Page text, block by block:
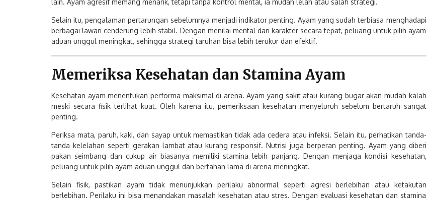
lain. Ayam agresif memang menarik, tetapi tanpa kontrol mental, ia mudah lelah atau salah strategi.
Selain itu, pengalaman pertarungan sebelumnya menjadi indikator penting. Ayam yang sudah terbiasa menghadapi
berbagai lawan cenderung lebih stabil. Dengan menilai mental dan karakter secara tepat, peluang untuk pilih ayam
aduan unggul meningkat, sehingga strategi taruhan bisa lebih terukur dan efektif.
Memeriksa Kesehatan dan Stamina Ayam
Kesehatan ayam menentukan performa maksimal di arena. Ayam yang sakit atau kurang bugar akan mudah kalah
meski secara fisik terlihat kuat. Oleh karena itu, pemeriksaan kesehatan menyeluruh sebelum bertaruh sangat
penting.
Periksa mata, paruh, kaki, dan sayap untuk memastikan tidak ada cedera atau infeksi. Selain itu, perhatikan tanda-
tanda kelelahan seperti gerakan lambat atau kurang responsif. Nutrisi juga berperan penting. Ayam yang diberi
pakan seimbang dan cukup air biasanya memiliki stamina lebih panjang. Dengan menjaga kondisi kesehatan,
peluang untuk pilih ayam aduan unggul dan bertahan lama di arena meningkat.
Selain fisik, pastikan ayam tidak menunjukkan perilaku abnormal seperti agresi berlebihan atau ketakutan
berlebihan. Perilaku ini bisa menandakan masalah kesehatan atau stres. Dengan evaluasi kesehatan dan stamina